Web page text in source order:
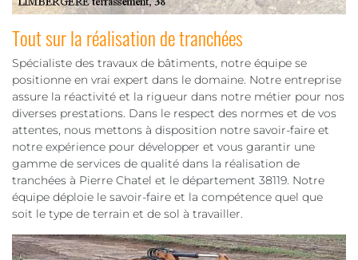
Tout sur la réalisation de tranchées
Spécialiste des travaux de bâtiments, notre équipe se
positionne en vrai expert dans le domaine. Notre entreprise
assure la réactivité et la rigueur dans notre métier pour nos
diverses prestations. Dans le respect des normes et de vos
attentes, nous mettons à disposition notre savoir-faire et
notre expérience pour développer et vous garantir une
gamme de services de qualité dans la réalisation de
tranchées à Pierre Chatel et le département 38119. Notre
équipe déploie le savoir-faire et la compétence quel que
soit le type de terrain et de sol à travailler.